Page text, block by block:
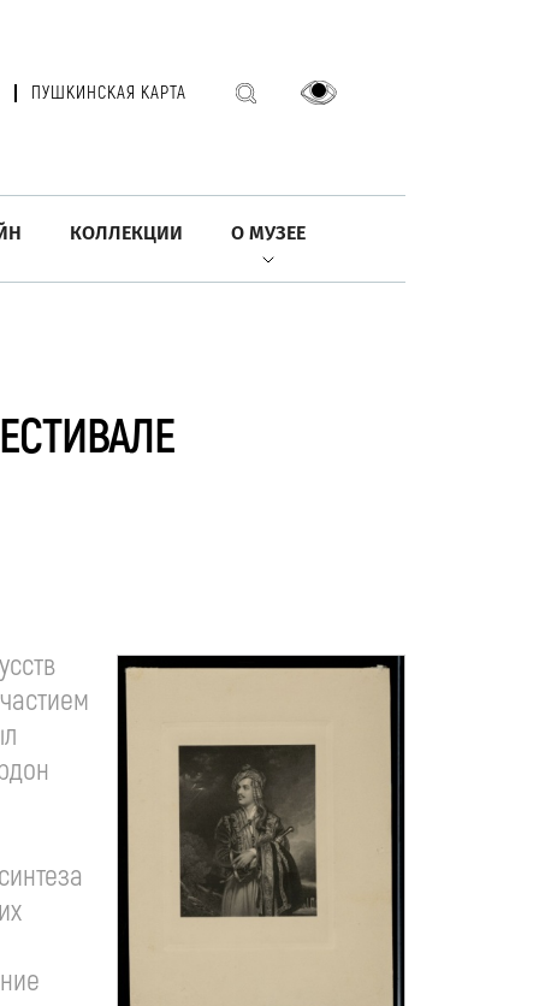
ПУШКИНСКАЯ КАРТА
КОЛЛЕКЦИИ О МУЗЕЕ